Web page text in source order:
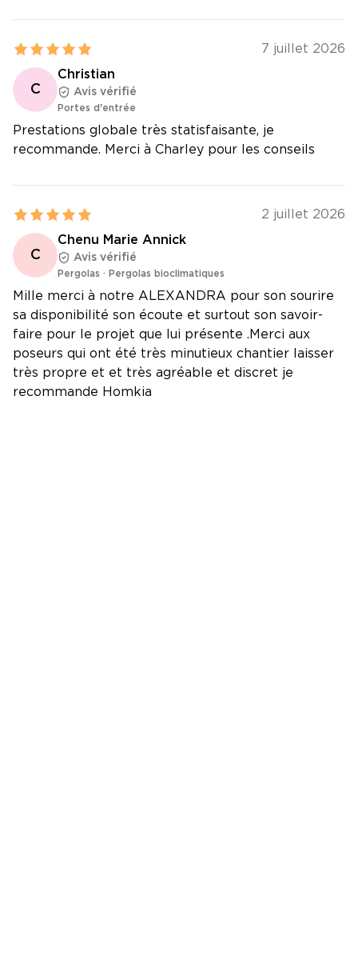
7 juillet 2026
C
Christian
Avis vérifié
Portes d'entrée
Prestations globale très statisfaisante, je
recommande. Merci à Charley pour les conseils
2 juillet 2026
C
Chenu Marie Annick
Avis vérifié
Pergolas · Pergolas bioclimatiques
Mille merci à notre ALEXANDRA pour son sourire
sa disponibilité son écoute et surtout son savoir-
faire pour le projet que lui présente .Merci aux
poseurs qui ont été très minutieux chantier laisser
très propre et et très agréable et discret je
recommande Homkia